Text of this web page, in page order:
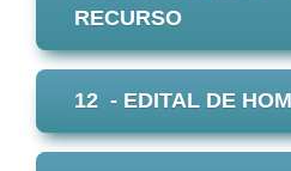
RECURSO
12 - EDITAL DE